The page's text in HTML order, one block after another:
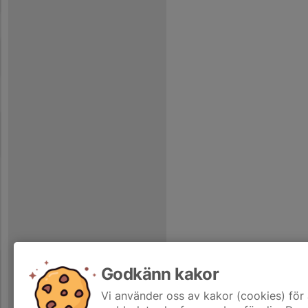
Godkänn kakor
Vi använder oss av kakor (cookies)